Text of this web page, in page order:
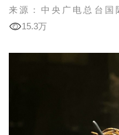
来源：中央广电总台国
15.3万